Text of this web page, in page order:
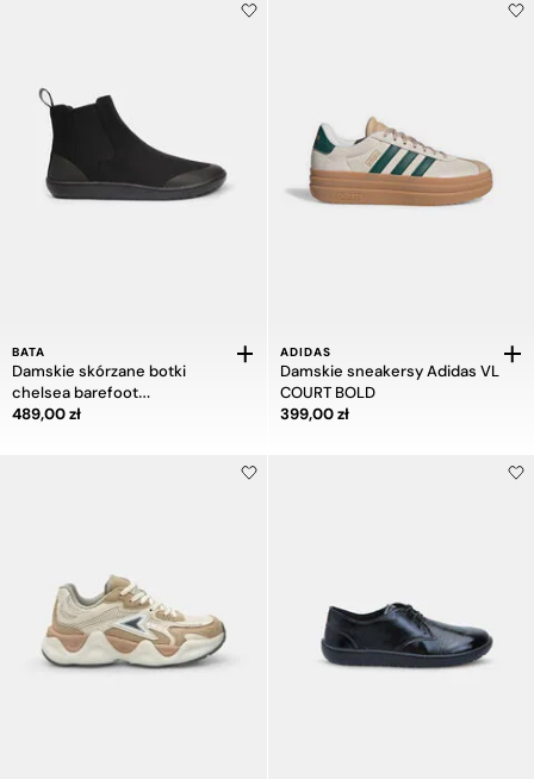
BATA
Damskie skórzane botki
chelsea barefoot
Weinbrenner
Cena 489,00 zł
489,00 zł
ADIDAS
Damskie sneakersy Adidas VL
COURT BOLD
Cena 399,00 zł
399,00 zł